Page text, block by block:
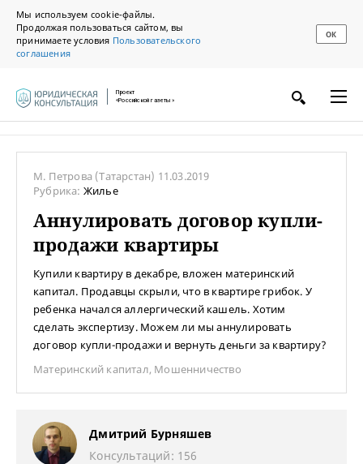
Мы используем cookie-файлы.
Продолжая пользоваться сайтом, вы
принимаете условия Пользовательского
соглашения
ОК
Проект
«Российской газеты»
М. Петрова (Татарстан) 11.03.2019
Рубрика: Жилье
Аннулировать договор купли-
продажи квартиры
Купили квартиру в декабре, вложен материнский
капитал. Продавцы скрыли, что в квартире грибок. У
ребенка начался аллергический кашель. Хотим
сделать экспертизу. Можем ли мы аннулировать
договор купли-продажи и вернуть деньги за квартиру?
Материнский капитал, Мошенничество
Дмитрий Бурняшев
Консультаций: 156